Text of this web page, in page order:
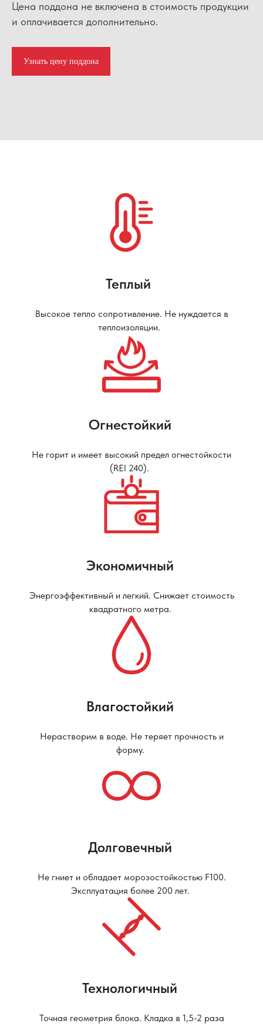
Цена поддона не включена в стоимость продукции
и оплачивается дополнительно.
Узнать цену поддона
Теплый
Высокое тепло сопротивление. Не нуждается в
теплоизоляции.
Огнестойкий
Не горит и имеет высокий предел огнестойкости
(REI 240).
Экономичный
Энергоэффективный и легкий. Снижает стоимость
квадратного метра.
Влагостойкий
Нерастворим в воде. Не теряет прочность и
форму.
Долговечный
Не гниет и обладает морозостойкостью F100.
Эксплуатация более 200 лет.
Технологичный
Точная геометрия блока. Кладка в 1,5-2 раза